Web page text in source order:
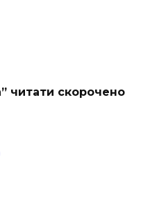
читати скорочено